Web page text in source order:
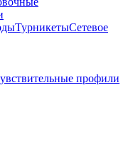
ТурникетыСетевое
профили